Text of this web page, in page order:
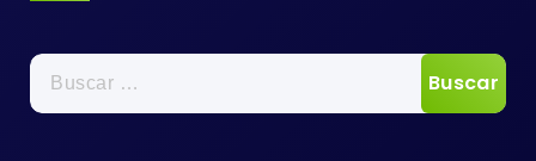
Buscar: